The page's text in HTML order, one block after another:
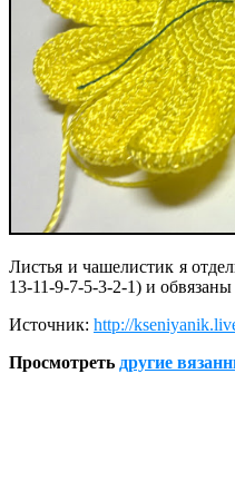
Листья и чашелистик я
13-11-9-7-5-3-2-1) и
Источник: http://
Просмотреть другие